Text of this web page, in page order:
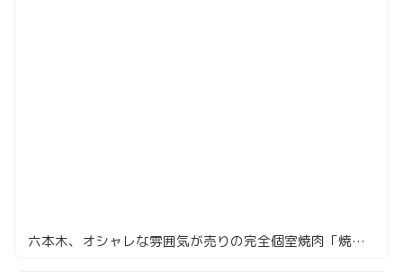
六本木、オシャレな雰囲気が売りの完全個室焼肉「焼肉 あざぶや」